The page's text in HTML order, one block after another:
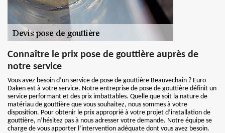
Connaître le prix pose de gouttière auprès de
notre service
Vous avez besoin d’un service de pose de gouttière Beauvechain ? Euro
Daken est à votre service. Notre entreprise de pose de gouttière définit un
service performant et des prix imbattables. Quelle que soit la nature de
matériau de gouttière que vous souhaitez, nous sommes à votre
disposition. Pour obtenir le prix approprié à votre projet d’installation de
gouttière, n’hésitez pas à nous adresser votre demande. Notre équipe se
charge de vous apporter l’intervention adéquate dont vous avez besoin.